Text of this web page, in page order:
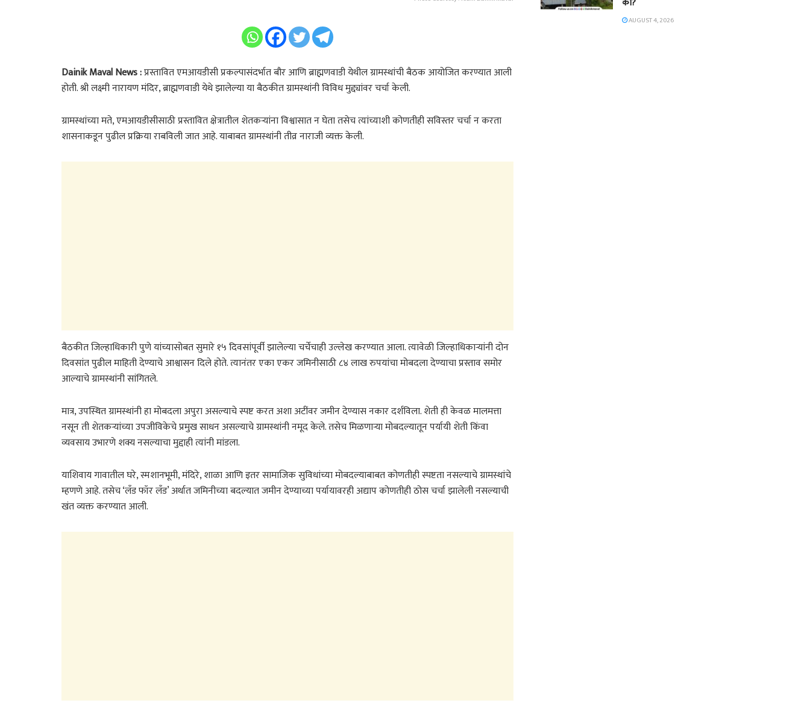
Dainik Maval News :प्रस्तावित एमआयडीसी प्रकल्पासंदर्भात बौर आणि ब्राह्मणवाडी येथील ग्रामस्थांची बैठक आयोजित करण्यात आली
होती. श्री लक्ष्मी नारायण मंदिर, ब्राह्मणवाडी येथे झालेल्या या बैठकीत ग्रामस्थांनी विविध मुद्द्यांवर चर्चा केली.
ग्रामस्थांच्या मते, एमआयडीसीसाठी प्रस्तावित क्षेत्रातील शेतकऱ्यांना विश्वासात न घेता तसेच त्यांच्याशी कोणतीही सविस्तर चर्चा न करता
शासनाकडून पुढील प्रक्रिया राबविली जात आहे. याबाबत ग्रामस्थांनी तीव्र नाराजी व्यक्त केली.
बैठकीत जिल्हाधिकारी पुणे यांच्यासोबत सुमारे १५ दिवसांपूर्वी झालेल्या चर्चेचाही उल्लेख करण्यात आला. त्यावेळी जिल्हाधिकाऱ्यांनी दोन
दिवसांत पुढील माहिती देण्याचे आश्वासन दिले होते. त्यानंतर एका एकर जमिनीसाठी ८४ लाख रुपयांचा मोबदला देण्याचा प्रस्ताव समोर
आल्याचे ग्रामस्थांनी सांगितले.
मात्र, उपस्थित ग्रामस्थांनी हा मोबदला अपुरा असल्याचे स्पष्ट करत अशा अटींवर जमीन देण्यास नकार दर्शविला. शेती ही केवळ मालमत्ता
नसून ती शेतकऱ्यांच्या उपजीविकेचे प्रमुख साधन असल्याचे ग्रामस्थांनी नमूद केले. तसेच मिळणाऱ्या मोबदल्यातून पर्यायी शेती किंवा
व्यवसाय उभारणे शक्य नसल्याचा मुद्दाही त्यांनी मांडला.
याशिवाय गावातील घरे, स्मशानभूमी, मंदिरे, शाळा आणि इतर सामाजिक सुविधांच्या मोबदल्याबाबत कोणतीही स्पष्टता नसल्याचे ग्रामस्थांचे
म्हणणे आहे. तसेच ‘लँड फॉर लँड’ अर्थात जमिनीच्या बदल्यात जमीन देण्याच्या पर्यायावरही अद्याप कोणतीही ठोस चर्चा झालेली नसल्याची
खंत व्यक्त करण्यात आली.
AUGUST 4, 2026